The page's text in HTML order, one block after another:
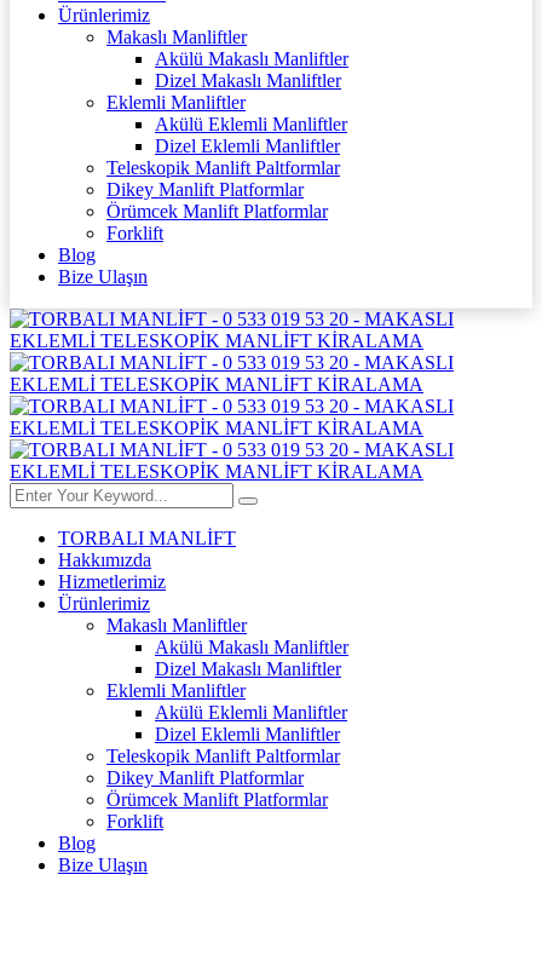
Ürünlerimiz
Makaslı Manliftler
Akülü Makaslı Manliftler
Dizel Makaslı Manliftler
Eklemli Manliftler
Akülü Eklemli Manliftler
Dizel Eklemli Manliftler
Teleskopik Manlift Paltformlar
Dikey Manlift Platformlar
Örümcek Manlift Platformlar
Forklift
Blog
Bize Ulaşın
TORBALI MANLİFT
Hakkımızda
Hizmetlerimiz
Ürünlerimiz
Makaslı Manliftler
Akülü Makaslı Manliftler
Dizel Makaslı Manliftler
Eklemli Manliftler
Akülü Eklemli Manliftler
Dizel Eklemli Manliftler
Teleskopik Manlift Paltformlar
Dikey Manlift Platformlar
Örümcek Manlift Platformlar
Forklift
Blog
Bize Ulaşın